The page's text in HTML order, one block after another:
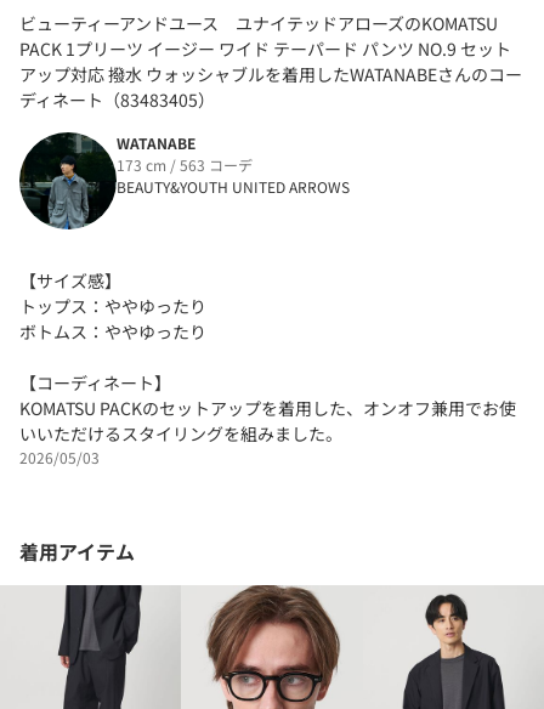
ビューティーアンドユース ユナイテッドアローズのKOMATSU
PACK 1プリーツ イージー ワイド テーパード パンツ NO.9 セット
アップ対応 撥水 ウォッシャブルを着用したWATANABEさんのコー
ディネート（83483405）
WATANABE
173 cm / 563 コーデ
BEAUTY&YOUTH UNITED ARROWS
【サイズ感】
トップス：ややゆったり
ボトムス：ややゆったり
【コーディネート】
KOMATSU PACKのセットアップを着用した、オンオフ兼用でお使
いいただけるスタイリングを組みました。
2026/05/03
着用アイテム